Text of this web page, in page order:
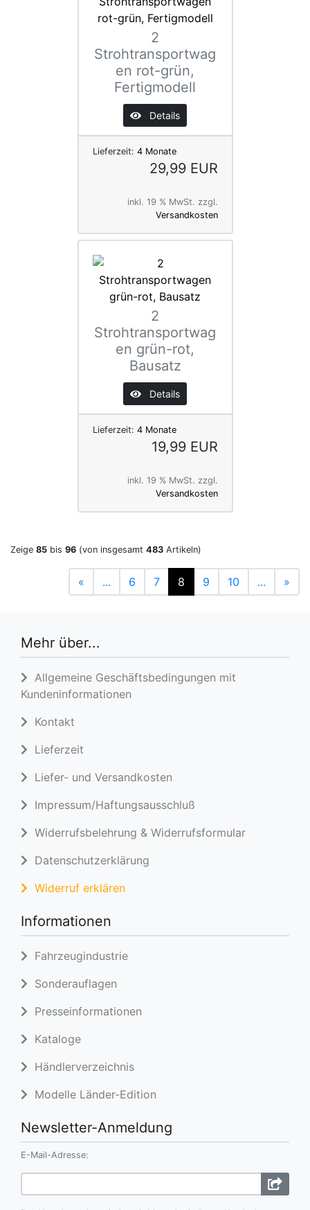
2
Strohtransportwag
en rot-grün,
Fertigmodell
Details
Lieferzeit: 4 Monate
29,99 EUR
inkl. 19 % MwSt. zzgl.
Versandkosten
2
Strohtransportwag
en grün-rot,
Bausatz
Details
Lieferzeit: 4 Monate
19,99 EUR
inkl. 19 % MwSt. zzgl.
Versandkosten
Zeige 85 bis 96 (von insgesamt 483 Artikeln)
« ... 6 7 8 9 10 ... »
Mehr über...
Allgemeine Geschäftsbedingungen mit
Kundeninformationen
Kontakt
Lieferzeit
Liefer- und Versandkosten
Impressum/Haftungsausschluß
Widerrufsbelehrung & Widerrufsformular
Datenschutzerklärung
Widerruf erklären
Informationen
Fahrzeugindustrie
Sonderauflagen
Presseinformationen
Kataloge
Händlerverzeichnis
Modelle Länder-Edition
Newsletter-Anmeldung
E-Mail-Adresse: